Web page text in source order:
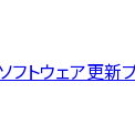
トウェア更新